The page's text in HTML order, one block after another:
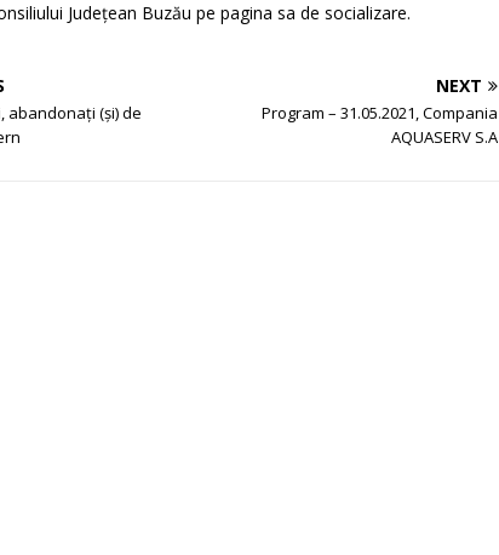
Județean Buzău pe pagina sa de socializare.
abandonați (și) de
NEXT
Program – 31.05.2021, Compania
AQUASERV S.A